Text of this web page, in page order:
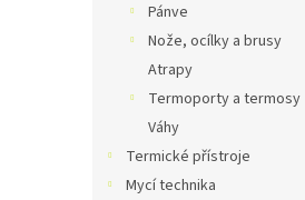
Pánve
Nože, ocílky a brusy
Atrapy
Termoporty a termosy
Váhy
Termické přístroje
Mycí technika